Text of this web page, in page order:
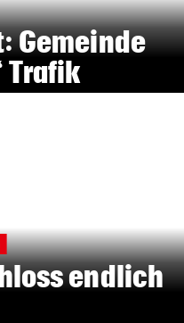
Gemeinde
Trafik
endlich